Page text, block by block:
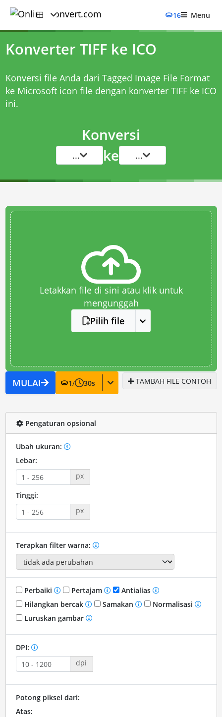
16 Menu
Konverter TIFF ke ICO
Konversi file Anda dari Tagged Image File Format
ke Microsoft icon file dengan konverter TIFF ke ICO
ini.
Konversi
... ke ...
Letakkan file di sini atau klik untuk
mengunggah
Pilih file
MULAI 1/ 30s TAMBAH FILE CONTOH
Pengaturan opsional
Ubah ukuran:
Lebar:
px
Tinggi:
px
Terapkan filter warna:
Perbaiki Pertajam
Antialias
Hilangkan bercak
Samakan
Normalisasi
Luruskan gambar
DPI:
dpi
Potong piksel dari:
Atas: